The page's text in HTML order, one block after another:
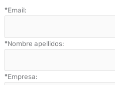
*Email:
*Nombre apellidos:
*Empresa: